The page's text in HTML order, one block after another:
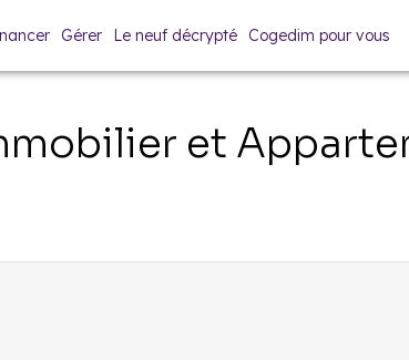
Gérer Le neuf décrypté Cogedim pour vous
et